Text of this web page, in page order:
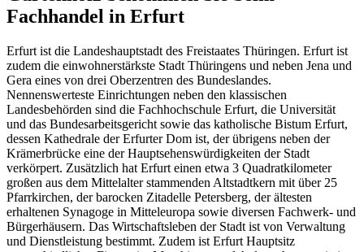
Fachhandel in Erfurt
Erfurt ist die Landeshauptstadt des Freistaates Thüringen. Erfurt ist
zudem die einwohnerstärkste Stadt Thüringens und neben Jena und
Gera eines von drei Oberzentren des Bundeslandes.
Nennenswerteste Einrichtungen neben den klassischen
Landesbehörden sind die Fachhochschule Erfurt, die Universität
und das Bundesarbeitsgericht sowie das katholische Bistum Erfurt,
dessen Kathedrale der Erfurter Dom ist, der übrigens neben der
Krämerbrücke eine der Hauptsehenswürdigkeiten der Stadt
verkörpert. Zusätzlich hat Erfurt einen etwa 3 Quadratkilometer
großen aus dem Mittelalter stammenden Altstadtkern mit über 25
Pfarrkirchen, der barocken Zitadelle Petersberg, der ältesten
erhaltenen Synagoge in Mitteleuropa sowie diversen Fachwerk- und
Bürgerhäusern. Das Wirtschaftsleben der Stadt ist von Verwaltung
und Dienstleistung bestimmt. Zudem ist Erfurt Hauptsitz